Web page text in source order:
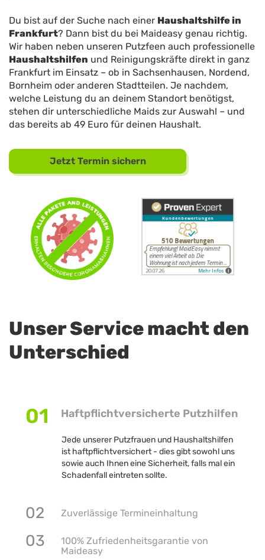
Du bist auf der Suche nach einer Haushaltshilfe in
Frankfurt? Dann bist du bei Maideasy genau richtig.
Wir haben neben unseren Putzfeen auch professionelle
Haushaltshilfen und Reinigungskräfte direkt in ganz
Frankfurt im Einsatz – ob in Sachsenhausen, Nordend,
Bornheim oder anderen Stadtteilen. Je nachdem,
welche Leistung du an deinem Standort benötigst,
stehen dir unterschiedliche Maids zur Auswahl – und
das bereits ab 49 Euro für deinen Haushalt.
Jetzt Termin sichern
Unser Service macht den
Unterschied
01 Haftpflichtversicherte Putzhilfen
Jede unserer Putzfrauen und Haushaltshilfen
ist haftpflichtversichert - dies gibt sowohl uns
sowie auch Ihnen eine Sicherheit, falls mal ein
Schadenfall eintreten sollte.
02 Zuverlässige Termineinhaltung
03
100% Zufriedenheitsgarantie von
Maideasy